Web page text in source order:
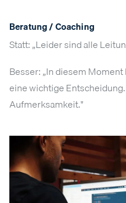
Beratung / Coaching
Statt: „Leider sind alle
Besser: „In diesem
eine wichtige
Aufmerksamkeit."